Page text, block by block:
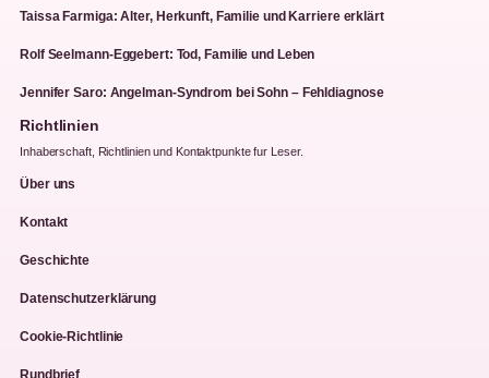
Taissa Farmiga: Alter, Herkunft, Familie und Karriere erklärt
Rolf Seelmann-Eggebert: Tod, Familie und Leben
Jennifer Saro: Angelman-Syndrom bei Sohn – Fehldiagnose
Richtlinien
Inhaberschaft, Richtlinien und Kontaktpunkte fur Leser.
Über uns
Kontakt
Geschichte
Datenschutzerklärung
Cookie-Richtlinie